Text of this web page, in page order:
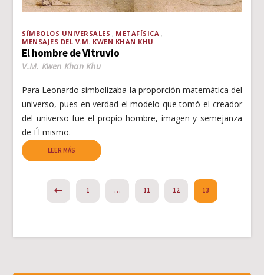
SÍMBOLOS UNIVERSALES
METAFÍSICA
MENSAJES DEL V.M. KWEN KHAN KHU
El hombre de Vitruvio
V.M. Kwen Khan Khu
Para Leonardo simbolizaba la proporción matemática del
universo, pues en verdad el modelo que tomó el creador
del universo fue el propio hombre, imagen y semejanza
de Él mismo.
LEER MÁS
PREVIOUS1 … 11 12 13